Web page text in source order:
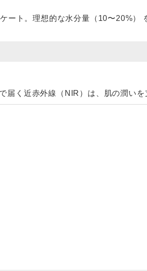
ート。理想的な水分量（10〜20%）
く近赤外線（NIR）は、肌の潤いを